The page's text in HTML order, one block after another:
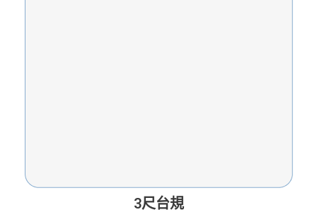
3尺台規